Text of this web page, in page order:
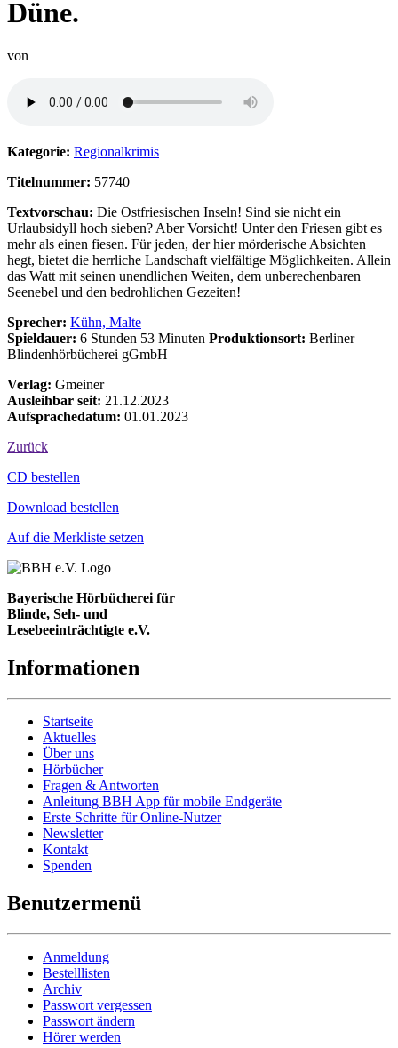
Düne.
von
Kategorie: Regionalkrimis
Titelnummer: 57740
Textvorschau: Die Ostfriesischen Inseln! Sind sie nicht ein
Urlaubsidyll hoch sieben? Aber Vorsicht! Unter den Friesen gibt es
mehr als einen fiesen. Für jeden, der hier mörderische Absichten
hegt, bietet die herrliche Landschaft vielfältige Möglichkeiten. Allein
das Watt mit seinen unendlichen Weiten, dem unberechenbaren
Seenebel und den bedrohlichen Gezeiten!
Sprecher: Kühn, Malte
Spieldauer: 6 Stunden 53 Minuten Produktionsort: Berliner
Blindenhörbücherei gGmbH
Verlag: Gmeiner
Ausleihbar seit: 21.12.2023
Aufsprachedatum: 01.01.2023
Zurück
Bestell-Aktionen
CD bestellen
Download bestellen
Auf die Merkliste setzen
Bayerische Hörbücherei für
Blinde, Seh- und
Lesebeeinträchtigte e.V.
Informationen
Startseite
Aktuelles
Über uns
Hörbücher
Fragen & Antworten
Anleitung BBH App für mobile Endgeräte
Erste Schritte für Online-Nutzer
Newsletter
Kontakt
Spenden
Benutzermenü
Anmeldung
Bestelllisten
Archiv
Passwort vergessen
Passwort ändern
Hörer werden